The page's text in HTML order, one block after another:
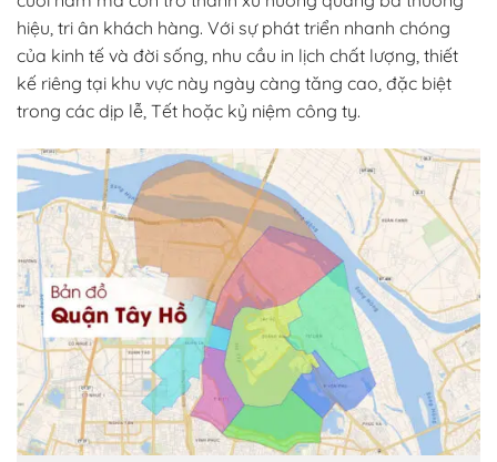
hiệu, tri ân khách hàng. Với sự phát triển nhanh chóng
của kinh tế và đời sống, nhu cầu in lịch chất lượng, thiết
kế riêng tại khu vực này ngày càng tăng cao, đặc biệt
trong các dịp lễ, Tết hoặc kỷ niệm công ty.